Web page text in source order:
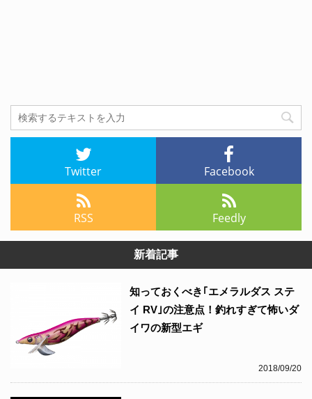
Twitter Facebook
RSS Feedly
新着記事
2018/09/20
知っておくべき｢エメラルダス ステ
イ RV｣の注意点！釣れすぎて怖いダ
イワの新型エギ